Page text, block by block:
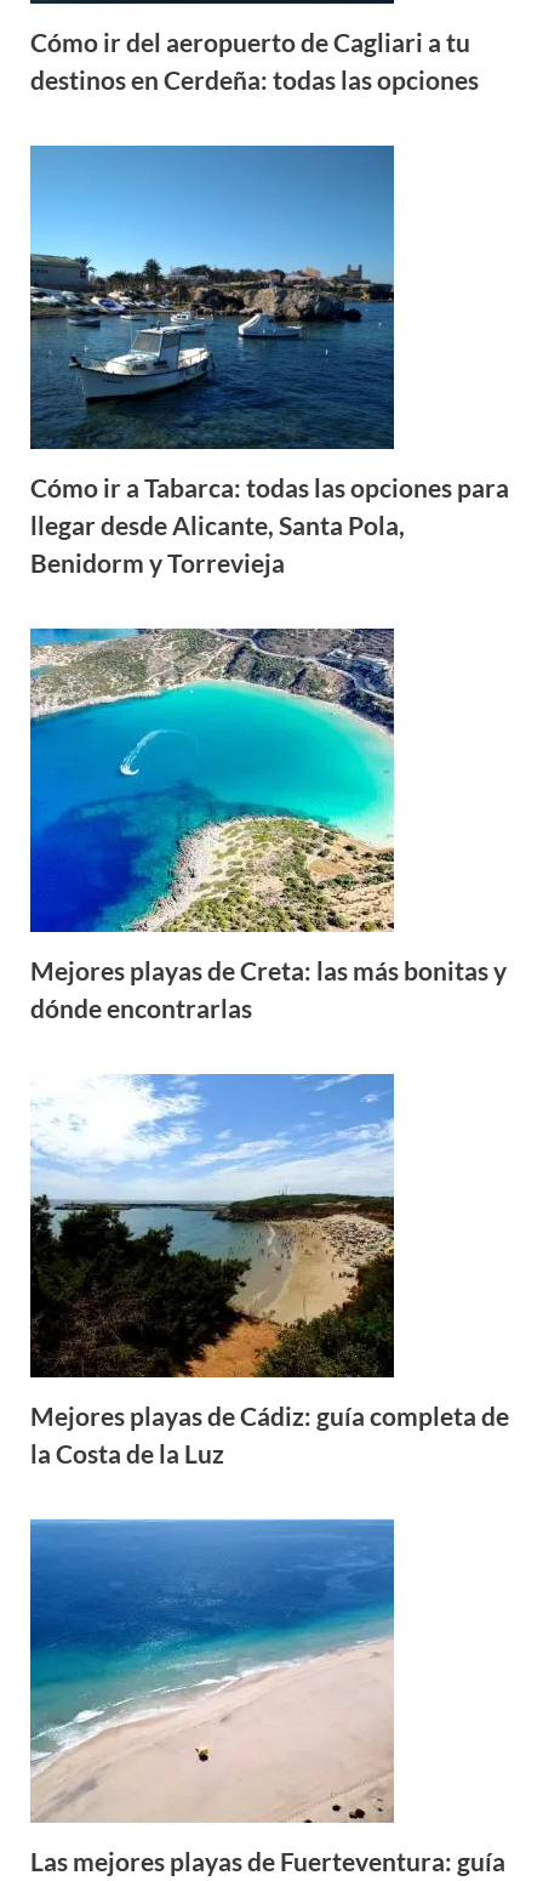
Cómo ir del aeropuerto de Cagliari a tu
destinos en Cerdeña: todas las opciones
Cómo ir a Tabarca: todas las opciones para
llegar desde Alicante, Santa Pola,
Benidorm y Torrevieja
Mejores playas de Creta: las más bonitas y
dónde encontrarlas
Mejores playas de Cádiz: guía completa de
la Costa de la Luz
Las mejores playas de Fuerteventura: guía